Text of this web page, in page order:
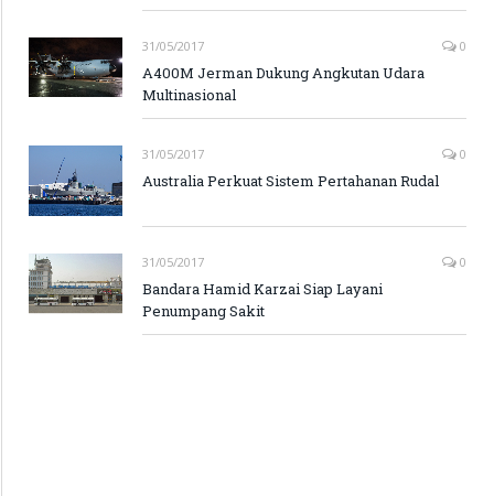
31/05/2017 0
A400M Jerman Dukung Angkutan Udara
Multinasional
31/05/2017 0
Australia Perkuat Sistem Pertahanan Rudal
31/05/2017 0
Bandara Hamid Karzai Siap Layani
Penumpang Sakit